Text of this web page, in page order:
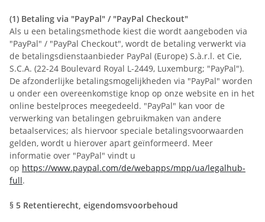
(1) Betaling via "PayPal" / "PayPal Checkout"
Als u een betalingsmethode kiest die wordt aangeboden via
"PayPal" / "PayPal Checkout", wordt de betaling verwerkt via
de betalingsdienstaanbieder PayPal (Europe) S.à.r.l. et Cie,
S.C.A. (22-24 Boulevard Royal L-2449, Luxemburg; "PayPal").
De afzonderlijke betalingsmogelijkheden via "PayPal" worden
u onder een overeenkomstige knop op onze website en in het
online bestelproces meegedeeld. "PayPal" kan voor de
verwerking van betalingen gebruikmaken van andere
betaalservices; als hiervoor speciale betalingsvoorwaarden
gelden, wordt u hierover apart geïnformeerd. Meer
informatie over "PayPal" vindt u
op https://www.paypal.com/de/webapps/mpp/ua/legalhub-
full.
§ 5 Retentierecht, eigendomsvoorbehoud